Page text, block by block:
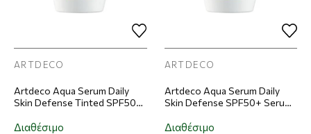
ARTDECO
Artdeco Aqua Serum Daily
Skin Defense Tinted SPF50+
40ml - 3
Διαθέσιμο
ARTDECO
Artdeco Aqua Serum Daily
Skin Defense SPF50+ Serum
Διαθέσιμο